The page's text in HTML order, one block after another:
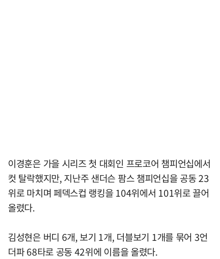
이경훈은 가을 시리즈 첫 대회인 프로코어 챔피언십에서
컷 탈락했지만, 지난주 샌더슨 팜스 챔피언십을 공동 23
위로 마치며 페덱스컵 랭킹을 104위에서 101위로 끌어
올렸다.
김성현은 버디 6개, 보기 1개, 더블보기 1개를 묶어 3언
더파 68타로 공동 42위에 이름을 올렸다.